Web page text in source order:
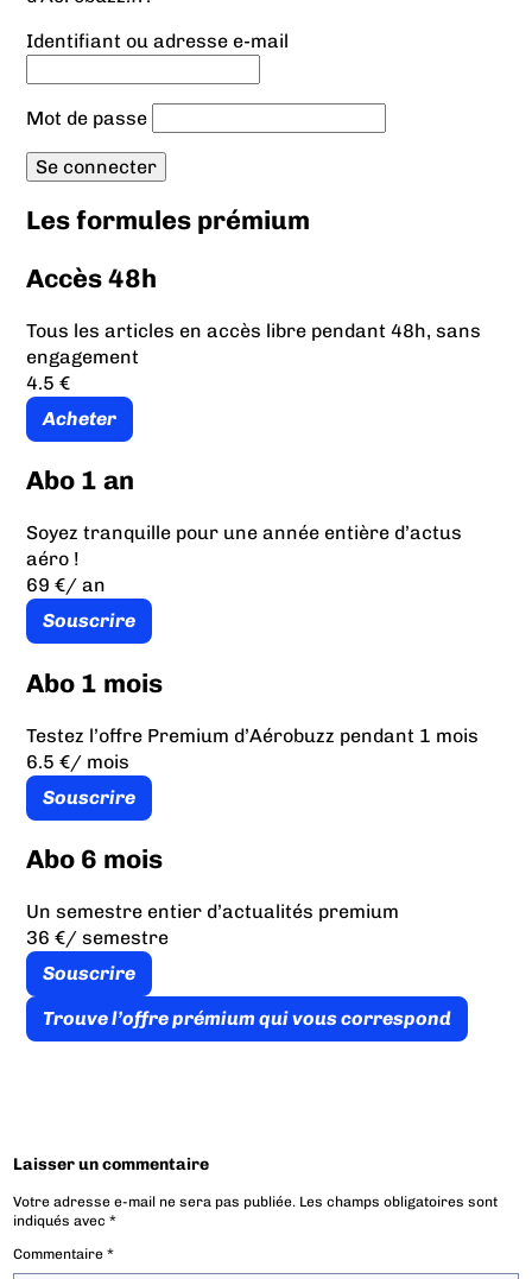
Identifiant ou adresse e-mail
Mot de passe
Les formules prémium
Accès 48h
Tous les articles en accès libre pendant 48h, sans
engagement
4.5 €
Acheter
Abo 1 an
Soyez tranquille pour une année entière d’actus
aéro !
69 €/ an
Souscrire
Abo 1 mois
Testez l’offre Premium d’Aérobuzz pendant 1 mois
6.5 €/ mois
Souscrire
Abo 6 mois
Un semestre entier d’actualités premium
36 €/ semestre
Souscrire
Trouve l’offre prémium qui vous correspond
Laisser un commentaire
Votre adresse e-mail ne sera pas publiée. Les champs obligatoires sont
indiqués avec*
Commentaire*